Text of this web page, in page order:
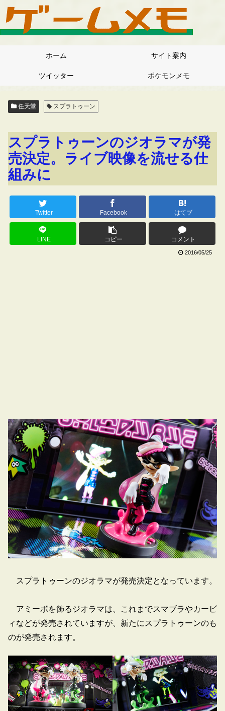
ホーム サイト案内
ツイッター ポケモンメモ
任天堂 スプラトゥーン
スプラトゥーンのジオラマが発
売決定。ライブ映像を流せる仕
組みに
Twitter Facebook はてブ
LINE コピー コメント
2016/05/25
スプラトゥーンのジオラマが発売決定となっています。
アミーボを飾るジオラマは、これまでスマブラやカービ
ィなどが発売されていますが、新たにスプラトゥーンのも
のが発売されます。